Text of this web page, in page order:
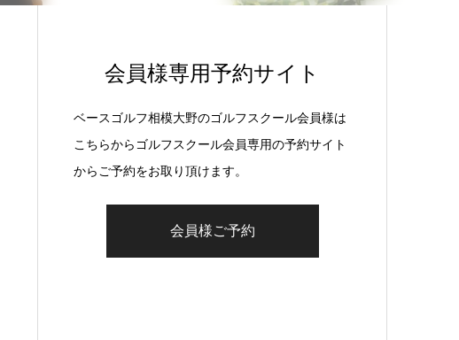
会員様専用予約サイト
ベースゴルフ相模大野のゴルフスクール会員様は
こちらからゴルフスクール会員専用の予約サイト
からご予約をお取り頂けます。
会員様ご予約